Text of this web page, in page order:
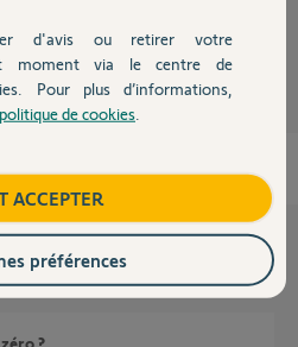
2 mois
?
d'avis ou retirer votre
moment via le centre de
Pour plus d’informations,
politique de cookies
ACCEPTER
préférences